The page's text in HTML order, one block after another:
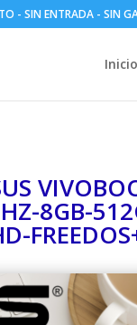
- SIN ENTRADA - SIN
Inicio
8GB-